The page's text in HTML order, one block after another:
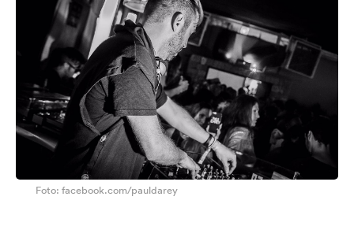
Foto: facebook.com/pauldarey